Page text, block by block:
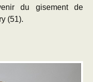
du gisement de
(51).